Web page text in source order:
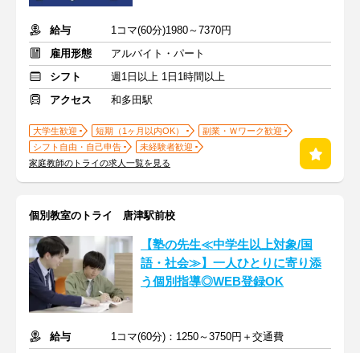
給与
1コマ(60分)1980～7370円
雇用形態
アルバイト・パート
シフト
週1日以上 1日1時間以上
アクセス
和多田駅
大学生歓迎 短期（1ヶ月以内OK）
副業・Ｗワーク歓迎
シフト自由・自己申告
未経験者歓迎
家庭教師のトライの求人一覧を見る
個別教室のトライ 唐津駅前校
【塾の先生≪中学生以上対象/国
語・社会≫】一人ひとりに寄り添
う個別指導◎WEB登録OK
給与
1コマ(60分)：1250～3750円＋交通費